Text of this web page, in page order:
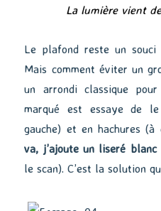
La lumière vient
Le plafond reste un
Mais comment éviter un
un arrondi classique
marqué est essaye de
gauche) et en hachures (à
va, j’ajoute un liseré blanc
le scan). C’est la solution